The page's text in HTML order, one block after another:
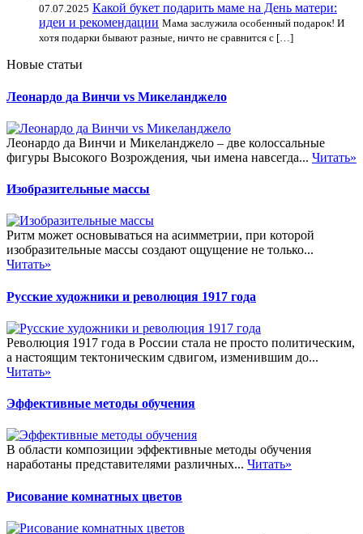
07.07.2025 Какой букет подарить маме на День матери:
идеи и рекомендации Мама заслужила особенный подарок! И
хотя подарки бывают разные, ничто не сравнится с […]
Новые статьи
Леонардо да Винчи vs Микеланджело
Леонардо да Винчи и Микеланджело – две колоссальные
фигуры Высокого Возрождения, чьи имена навсегда... Читать»
Изобразительные массы
Ритм может основываться на асимметрии, при которой
изобразительные массы создают ощущение не только...
Читать»
Русские художники и революция 1917 года
Революция 1917 года в России стала не просто политическим,
а настоящим тектоническим сдвигом, изменившим до...
Читать»
Эффективные методы обучения
В области композиции эффективные методы обучения
наработаны представителями различных... Читать»
Рисование комнатных цветов